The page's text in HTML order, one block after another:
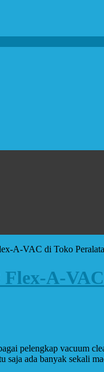
A-VAC di Toko
A-
pelengkap vacuum
ada banyak sekali